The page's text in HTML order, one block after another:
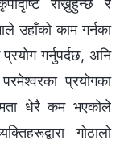
उहाँको काम गर्नका
गर्नुपर्दछ, अनि
प्रयोगका
धेरै कम भएकोले
गोठालो